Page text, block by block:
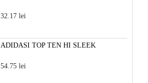
32.17 lei
ADIDASI TOP TEN HI SLEEK
54.75 lei